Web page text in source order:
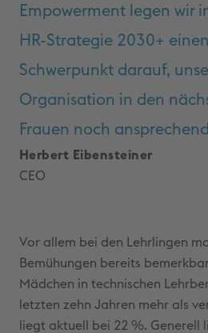
Empowerment legen wir
HR-Strategie 2030+
Schwerpunkt darauf,
Organisation in den
Frauen noch
Herbert Eibensteiner
CEO
Vor allem bei den Lehrlingen
Bemühungen bereits
Mädchen in technischen
letzten zehn Jahren mehr als
liegt aktuell bei 22 %. Generell